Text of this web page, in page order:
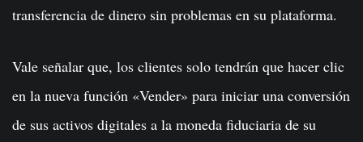
transferencia de dinero sin problemas en su plataforma.
Vale señalar que, los clientes solo tendrán que hacer clic
en la nueva función «Vender» para iniciar una conversión
de sus activos digitales a la moneda fiduciaria de su